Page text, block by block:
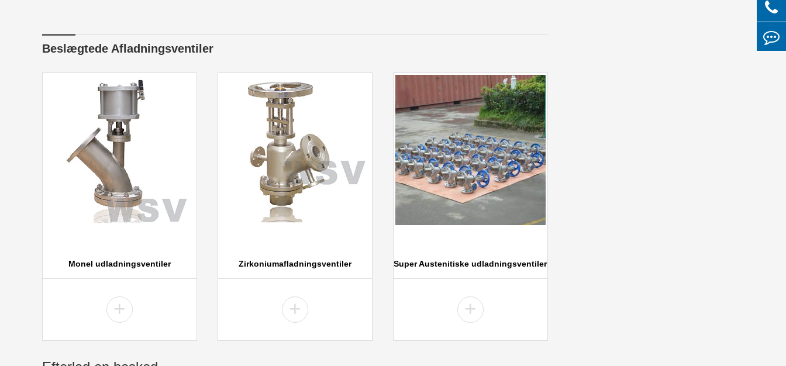
Beslægtede Afladningsventiler
Monel udladningsventiler
+
Zirkoniumafladningsventiler
+
Super Austenitiske udladningsventiler
+